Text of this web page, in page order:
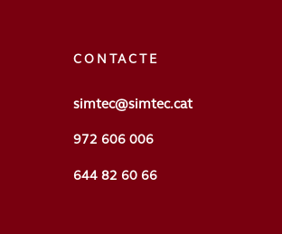
CONTACTE
simtec@simtec.cat
972 606 006
644 82 60 66